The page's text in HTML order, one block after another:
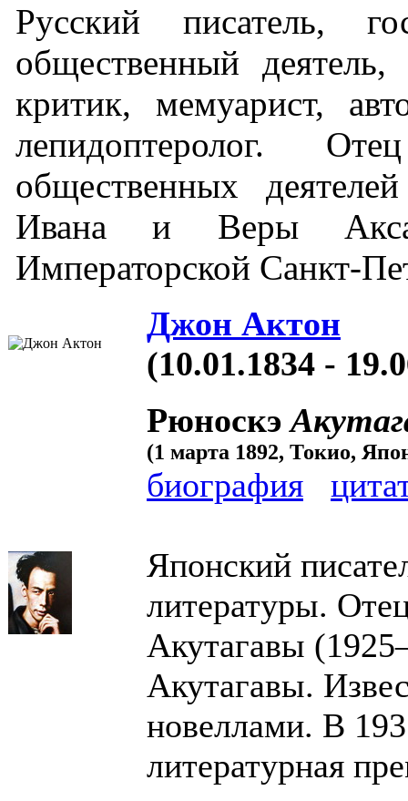
Русский писатель,
общественный
критик, мемуарист,
лепидоптеролог.
общественных
Ивана и Веры
Императорской Санкт-
Джон Актон
(10.01.1834 -
Рюноскэ
(1 марта 1892, Токио,
биография
Японский
литературы.
Акутагавы
Акутагавы.
новеллами. В
литературная